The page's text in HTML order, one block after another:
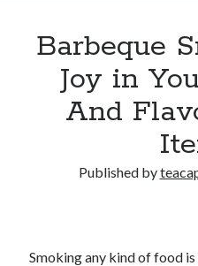
Barbeque
Joy in
And
Published by
Smoking any kind of food